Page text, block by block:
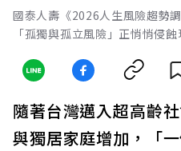
國泰人壽《2026人生風險趨勢
「孤獨與孤立風險」正悄悄侵
隨著台灣邁入超高齡
與獨居家庭增加，「